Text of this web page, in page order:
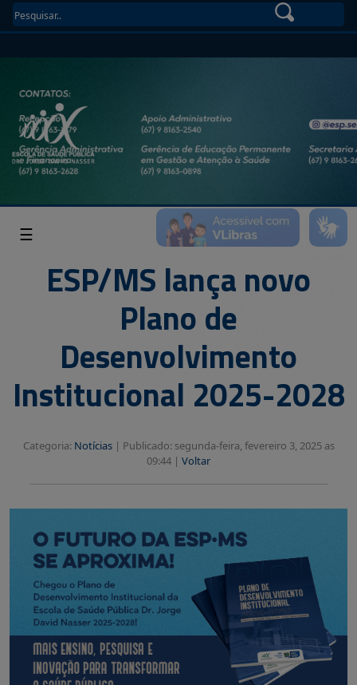
☰
ESP/MS lança novo
Plano de
Desenvolvimento
Institucional 2025-2028
Categoria: Notícias| Publicado: segunda-feira, fevereiro 3, 2025 as
09:44 | Voltar